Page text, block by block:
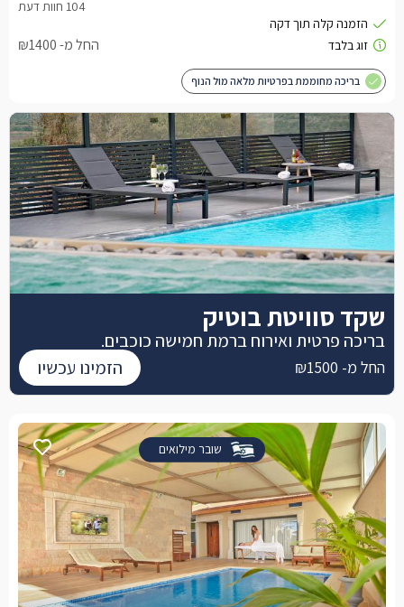
החל מ- ₪1400
בריכה מחוממת בפרטיות מלאה מול הנוף
שובר מילואים
שקד סוויטת בוטיק
בריכה פרטית ואירוח ברמת חמישה כוכבים.
החל מ- ₪1500 הזמינו עכשיו